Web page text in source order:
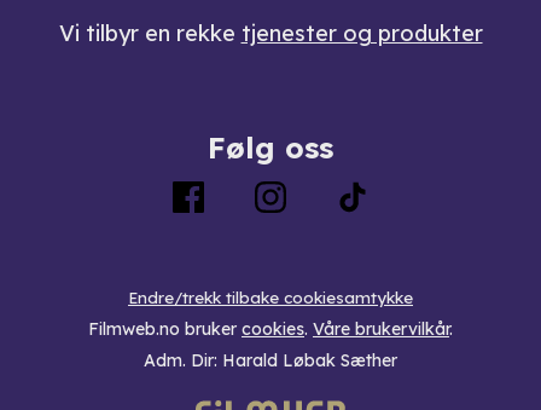
Vi tilbyr en rekke tjenester og produkter
Følg oss
Endre/trekk tilbake cookiesamtykke
Filmweb.no bruker cookies. Våre brukervilkår.
Adm. Dir: Harald Løbak Sæther